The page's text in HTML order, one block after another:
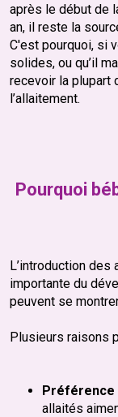
après le début de
an, il reste la
C'est pourquoi, si
solides, ou qu’il
recevoir la plupart
l’allaitement.
Pourquoi
L’introduction
importante du
peuvent se
Plusieurs raisons
Préférence
allaités